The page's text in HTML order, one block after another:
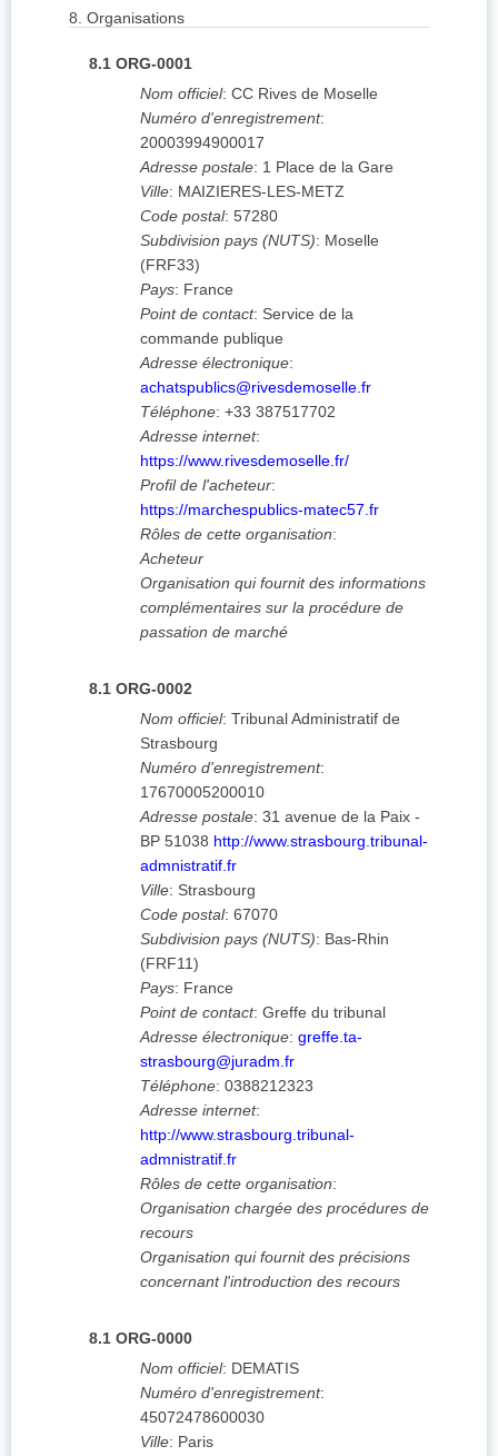
8. Organisations
8.1 ORG-0001
Nom officiel: CC Rives de Moselle
Numéro d'enregistrement:
20003994900017
Adresse postale: 1 Place de la Gare
Ville: MAIZIERES-LES-METZ
Code postal: 57280
Subdivision pays (NUTS): Moselle
(FRF33)
Pays: France
Point de contact: Service de la
commande publique
Adresse électronique:
achatspublics@rivesdemoselle.fr
Téléphone: +33 387517702
Adresse internet:
https://www.rivesdemoselle.fr/
Profil de l'acheteur:
https://marchespublics-matec57.fr
Rôles de cette organisation:
Acheteur
Organisation qui fournit des informations
complémentaires sur la procédure de
passation de marché
8.1 ORG-0002
Nom officiel: Tribunal Administratif de
Strasbourg
Numéro d'enregistrement:
17670005200010
Adresse postale: 31 avenue de la Paix -
BP 51038 http://www.strasbourg.tribunal-
admnistratif.fr
Ville: Strasbourg
Code postal: 67070
Subdivision pays (NUTS): Bas-Rhin
(FRF11)
Pays: France
Point de contact: Greffe du tribunal
Adresse électronique: greffe.ta-
strasbourg@juradm.fr
Téléphone: 0388212323
Adresse internet:
http://www.strasbourg.tribunal-
admnistratif.fr
Rôles de cette organisation:
Organisation chargée des procédures de
recours
Organisation qui fournit des précisions
concernant l'introduction des recours
8.1 ORG-0000
Nom officiel: DEMATIS
Numéro d'enregistrement:
45072478600030
Ville: Paris